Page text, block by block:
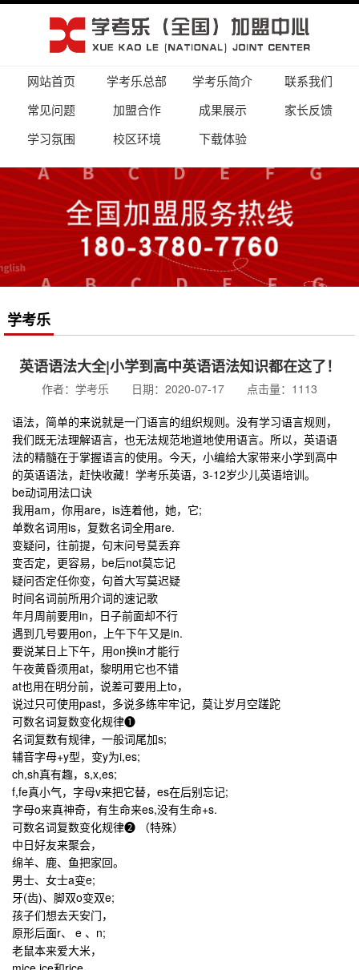
网站首页 学考乐总部 学考乐简介
联系我们
常见问题
加盟合作 成果展示
家长反馈
学习氛围
校区环境 下载体验
学考乐
英语语法大全|小学到高中英语语法知识都在这了！
作者：学考乐 日期：2020-07-17 点击量：1113
语法，简单的来说就是一门语言的组织规则。没有学习语言规则，
我们既无法理解语言，也无法规范地道地使用语言。所以， 英语语
法的精髓在于掌握语言的使用。 今天，小编给大家带来小学到高中
的英语语法，赶快收藏！学考乐英语，3-12岁少儿英语培训。
be动词用法口诀
我用am，你用are，is连着他，她，它;
单数名词用is，复数名词全用are.
变疑问，往前提，句末问号莫丢弃
变否定，更容易，be后not莫忘记
疑问否定任你变，句首大写莫迟疑
时间名词前所用介词的速记歌
年月周前要用in，日子前面却不行
遇到几号要用on，上午下午又是in.
要说某日上下午，用on换in才能行
午夜黄昏须用at，黎明用它也不错
at也用在明分前，说差可要用上to，
说过只可使用past，多说多练牢牢记，莫让岁月空蹉跎
可数名词复数变化规律❶
名词复数有规律，一般词尾加s;
辅音字母+y型，变y为i,es;
ch,sh真有趣，s,x,es;
f,fe真小气，字母v来把它替，es在后别忘记;
字母o来真神奇，有生命来es,没有生命+s.
可数名词复数变化规律❷ （特殊）
中日好友来聚会，
绵羊、鹿、鱼把家回。
男士、女士a变e;
牙(齿)、脚双o变双e;
孩子们想去天安门，
原形后面r、 e 、n;
老鼠本来爱大米，